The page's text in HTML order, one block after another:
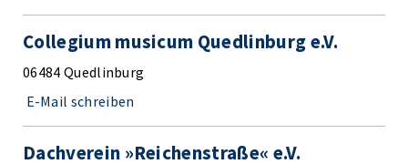
Collegium musicum Quedlinburg e.V.
06484 Quedlinburg
E-Mail schreiben
Dachverein »Reichenstraße« e.V.